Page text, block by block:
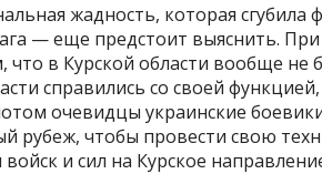
жадность, которая
— еще предстоит выяснить.
что в Курской области вообще не
справились со своей
очевидцы украинские
рубеж, чтобы провести свою
и сил на Курское